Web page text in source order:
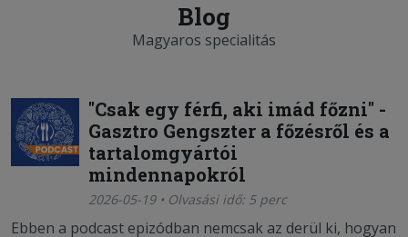
Blog
Magyaros specialitás
"Csak egy férfi, aki imád főzni" -
Gasztro Gengszter a főzésről és a
tartalomgyártói
mindennapokról
2026-05-19 • Olvasási idő: 5 perc
Ebben a podcast epizódban nemcsak az derül ki, hogyan